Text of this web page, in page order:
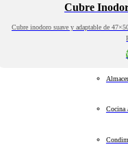
Cubre
Cubre inodoro suave y adaptable de
Cocina